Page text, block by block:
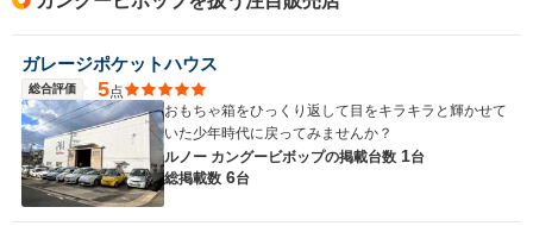
ガレージポケットハウス
総合評価 5点
おもちゃ箱をひっくり返して目をキラキラと輝かせて
いた少年時代に戻ってみませんか？
ルノー カングービボップの掲載台数 1台
総掲載数 6台